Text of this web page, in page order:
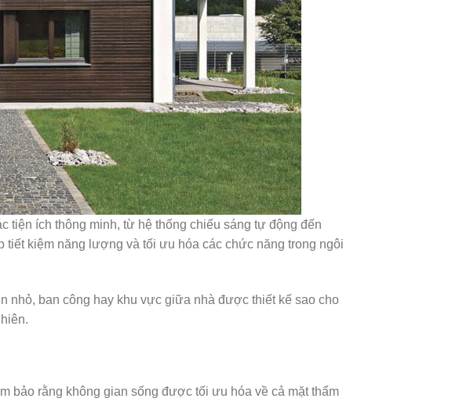
ích thông minh, từ hệ thống chiếu sáng tự động đến
kiệm năng lượng và tối ưu hóa các chức năng trong ngôi
nhỏ, ban công hay khu vực giữa nhà được thiết kế sao cho
bảo rằng không gian sống được tối ưu hóa về cả mặt thẩm